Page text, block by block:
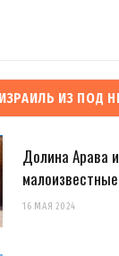
ИЗ ПОД
Долина Арава
16 МАЯ 2024